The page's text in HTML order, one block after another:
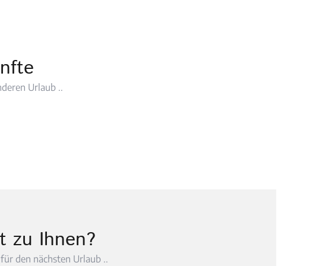
Urlaub ..
zu Ihnen?
den nächsten Urlaub ..